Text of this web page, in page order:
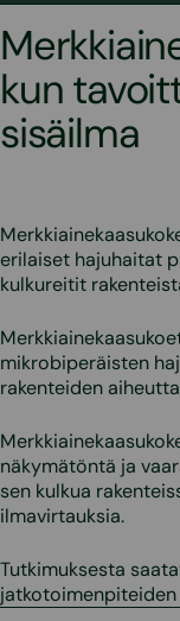
kun
sisäilma
erilaiset hajuhaitat
kulkureitit
mikrobiperäisten
rakenteiden
näkymätöntä ja
sen kulkua
ilmavirtauksia.
Tutkimuksesta